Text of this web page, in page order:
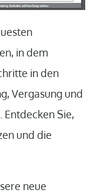
in dem
in den
Vergasung und
Sie,
und die
neue